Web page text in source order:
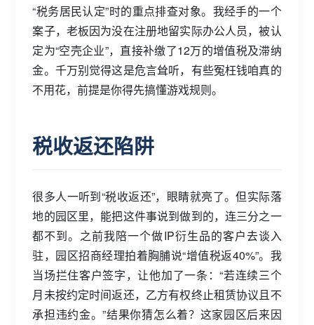
“税务居民认定”时的重点排查对象。我经手的一个
案子，老板因为没在注册地留实际办公人员，被认
定为“空壳企业”，直接补缴了12万的增值税及滞纳
金。千万别觉得这是危言耸听，有些冤枉钱咱真的
不用花，前提是你得先搞懂游戏规则。
税收返还陷阱
很多人一听到“税收返还”，眼睛就亮了。但实际落
地的园区里，能把这件事说到做到的，连三分之一
都不到。之前我陪一个做IP衍生品的客户去谈入
驻，园区招商经理拍着胸脯说“增值税返40%”。我
当场拦住客户签字，让他加了一条：“若连续三个
月未按约定时间返还，乙方有权终止租赁协议且不
承担违约金。”结果你猜怎么着？这家园区后来因